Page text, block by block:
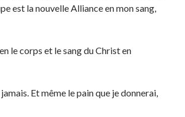
est la nouvelle Alliance en mon sang,
le corps et le sang du Christ en
Et même le pain que je donnerai,